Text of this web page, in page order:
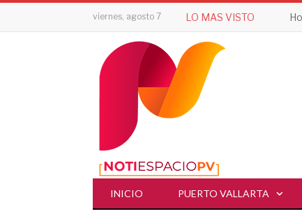
viernes, agosto 7 LO MAS VISTO
INICIO PUERTO VALLARTA